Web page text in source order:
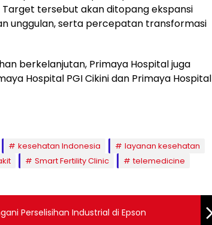
Target tersebut akan ditopang ekspansi
unggulan, serta percepatan transformasi
berkelanjutan, Primaya Hospital juga
Hospital PGI Cikini dan Primaya Hospital
kesehatan Indonesia
layanan kesehatan
Smart Fertility Clinic
telemedicine
Perselisihan Industrial di Epson